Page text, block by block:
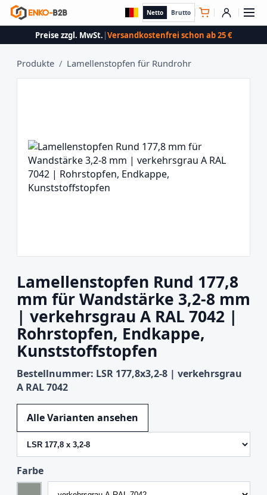
Netto Brutto
Preise zzgl. MwSt. |Versandkostenfrei schon ab 25 €
Produkte / Lamellenstopfen für Rundrohr
Lamellenstopfen Rund 177,8
mm für Wandstärke 3,2-8 mm
| verkehrsgrau A RAL 7042 |
Rohrstopfen, Endkappe,
Kunststoffstopfen
Bestellnummer: LSR 177,8x3,2-8 | verkehrsgrau
A RAL 7042
Alle Varianten ansehen
Farbe